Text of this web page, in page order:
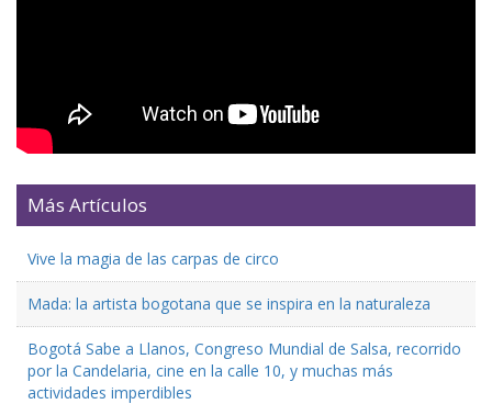
Más Artículos
Vive la magia de las carpas de circo
Mada: la artista bogotana que se inspira en la naturaleza
Bogotá Sabe a Llanos, Congreso Mundial de Salsa, recorrido
por la Candelaria, cine en la calle 10, y muchas más
actividades imperdibles